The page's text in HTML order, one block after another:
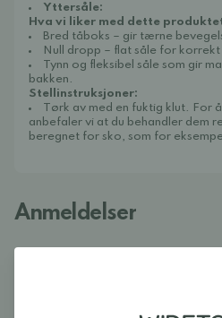
Yttersåle:
Hva vi liker med dette
Bred tåboks – gir tærne
Null dropp – flat såle for korrekt
Tynn og fleksibel såle som gir
bakken.
Stellinstruksjoner:
Tørk av med en fuktig klut. For
anbefaler vi at du behandler dem
beregnet for sko, som for
Anmeldelser